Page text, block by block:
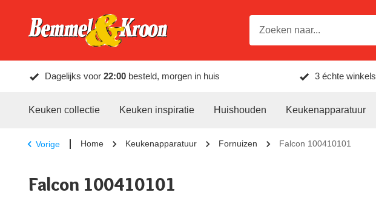
Dagelijks voor 22:00 besteld, morgen in huis 3 échte winkels
Keuken collectie Keuken inspiratie Huishouden Keukenapparatuur
Vorige Home Keukenapparatuur Fornuizen Falcon 100410101
Falcon 100410101